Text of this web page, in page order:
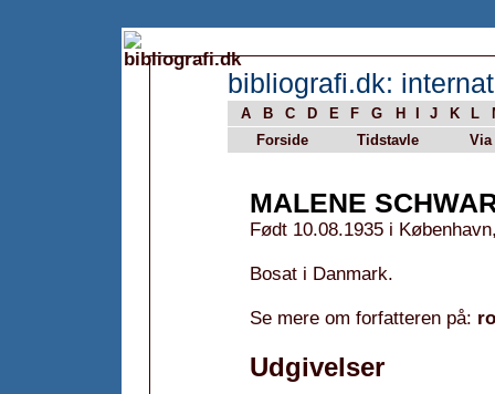
bibliografi.dk:
A B C D E F G H J K L
Forside
Tidstavle Via
MALENE
Født 10.08.1935 i
Bosat i Danmark.
Se mere om forfatteren på:
Udgivelser